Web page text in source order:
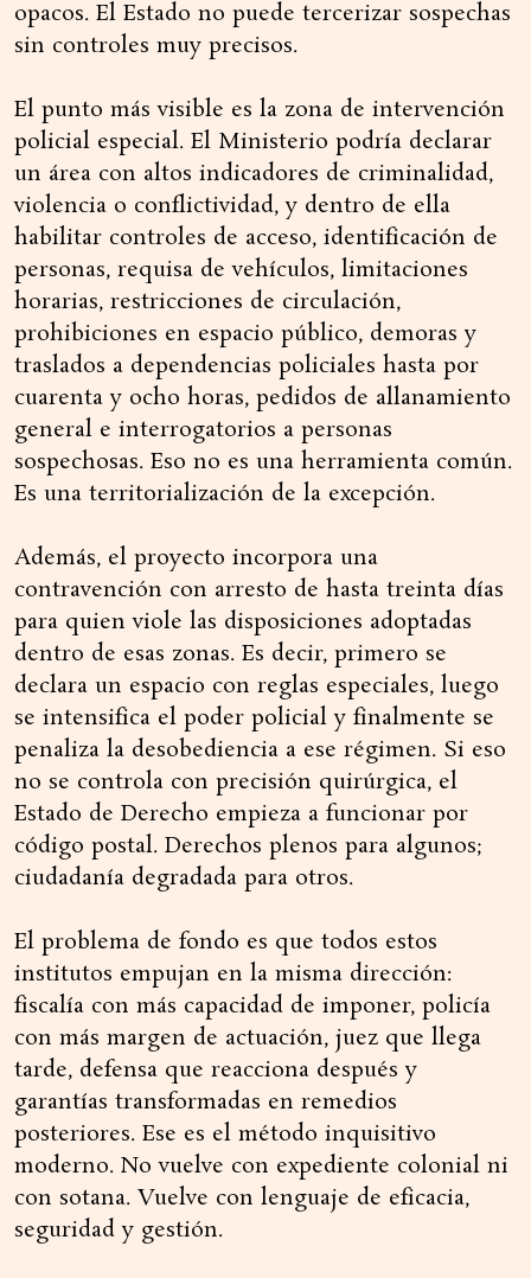
opacos. El Estado no puede tercerizar sospechas
sin controles muy precisos.
El punto más visible es la zona de intervención
policial especial. El Ministerio podría declarar
un área con altos indicadores de criminalidad,
violencia o conflictividad, y dentro de ella
habilitar controles de acceso, identificación de
personas, requisa de vehículos, limitaciones
horarias, restricciones de circulación,
prohibiciones en espacio público, demoras y
traslados a dependencias policiales hasta por
cuarenta y ocho horas, pedidos de allanamiento
general e interrogatorios a personas
sospechosas. Eso no es una herramienta común.
Es una territorialización de la excepción.
Además, el proyecto incorpora una
contravención con arresto de hasta treinta días
para quien viole las disposiciones adoptadas
dentro de esas zonas. Es decir, primero se
declara un espacio con reglas especiales, luego
se intensifica el poder policial y finalmente se
penaliza la desobediencia a ese régimen. Si eso
no se controla con precisión quirúrgica, el
Estado de Derecho empieza a funcionar por
código postal. Derechos plenos para algunos;
ciudadanía degradada para otros.
El problema de fondo es que todos estos
institutos empujan en la misma dirección:
fiscalía con más capacidad de imponer, policía
con más margen de actuación, juez que llega
tarde, defensa que reacciona después y
garantías transformadas en remedios
posteriores. Ese es el método inquisitivo
moderno. No vuelve con expediente colonial ni
con sotana. Vuelve con lenguaje de eficacia,
seguridad y gestión.